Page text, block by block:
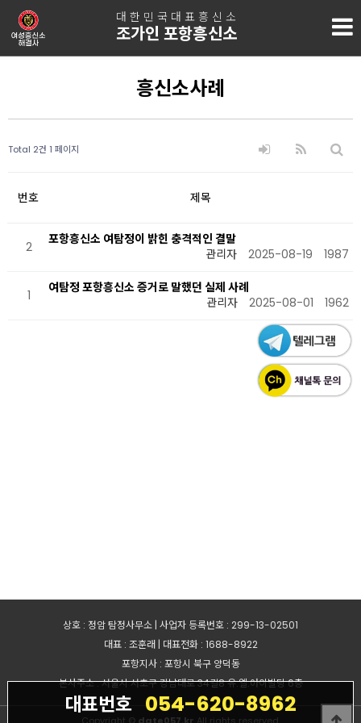
대한민국대표흥신소
조가인 포항흥신소
흥신소사례
Total 2건 1 페이지
번호 제목
2
포항흥신소 여탐정이 밝힌 충격적인 결말
관리자
2025-08-19 1987
1
여탐정 포항흥신소 증거로 말했던 실제 사례
관리자
2025-08-01 1962
대표번호 054-620-8962
상호 : 정암 탐정사무소 | 사업자 등록번호 : 299-13-02501
대표 : 조훈래 | 대표전화 : 1688-8922
포항지사 : 포항시 북구 양덕동
본사주소 : 서울시 서초구 강남대로 34길8 유.엘.아이빌딩 6층